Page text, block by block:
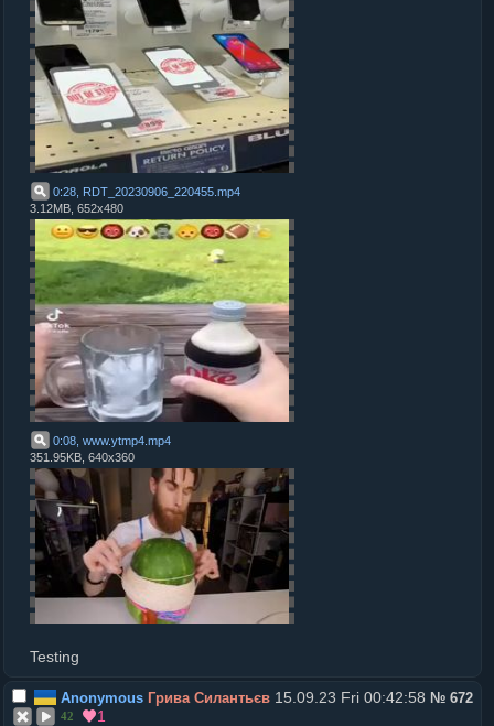
0:28, RDT_20230906_220455 mp4
3.12MB, 652x480
0:08, www.ytmp4 mp4
351.95KB, 640x360
Testing
Anonymous Грива Силантьєв15.09.23 Fri 00:42:58 № 672
42 1